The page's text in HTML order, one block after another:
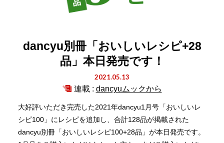
dancyu別冊「おいしいレシピ+28
品」本日発売です！
2021.05.13
連載 : dancyuムックから
大好評いただき完売した2021年dancyu1月号「おいしいレ
シピ100」にレシピを追加し、合計128品が掲載された
dancyu別冊「おいしいレシピ100+28品」が本日発売です。